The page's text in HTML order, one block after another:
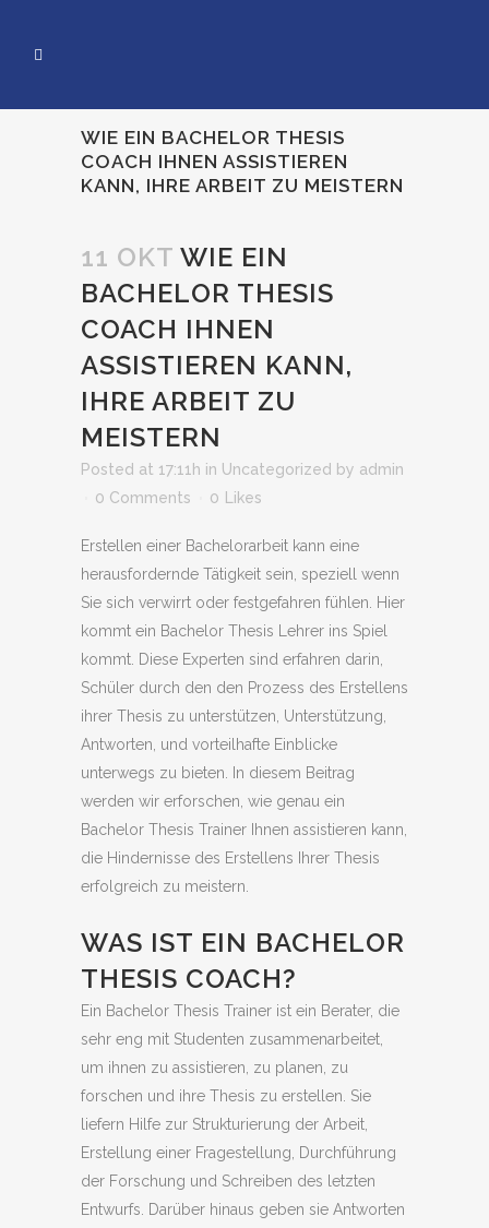
WIE EIN BACHELOR THESIS
COACH IHNEN ASSISTIEREN
KANN, IHRE ARBEIT ZU MEISTERN
11 OKT WIE EIN
BACHELOR THESIS
COACH IHNEN
ASSISTIEREN KANN,
IHRE ARBEIT ZU
MEISTERN
Posted at 17:11h in Uncategorized by admin
0 Comments
0 Likes
Erstellen einer Bachelorarbeit kann eine
herausfordernde Tätigkeit sein, speziell wenn
Sie sich verwirrt oder festgefahren fühlen. Hier
kommt ein Bachelor Thesis Lehrer ins Spiel
kommt. Diese Experten sind erfahren darin,
Schüler durch den den Prozess des Erstellens
ihrer Thesis zu unterstützen, Unterstützung,
Antworten, und vorteilhafte Einblicke
unterwegs zu bieten. In diesem Beitrag
werden wir erforschen, wie genau ein
Bachelor Thesis Trainer Ihnen assistieren kann,
die Hindernisse des Erstellens Ihrer Thesis
erfolgreich zu meistern.
WAS IST EIN BACHELOR
THESIS COACH?
Ein Bachelor Thesis Trainer ist ein Berater, die
sehr eng mit Studenten zusammenarbeitet,
um ihnen zu assistieren, zu planen, zu
forschen und ihre Thesis zu erstellen. Sie
liefern Hilfe zur Strukturierung der Arbeit,
Erstellung einer Fragestellung, Durchführung
der Forschung und Schreiben des letzten
Entwurfs. Darüber hinaus geben sie Antworten